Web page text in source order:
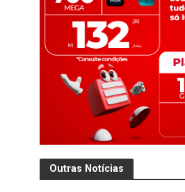
Outras Notícias